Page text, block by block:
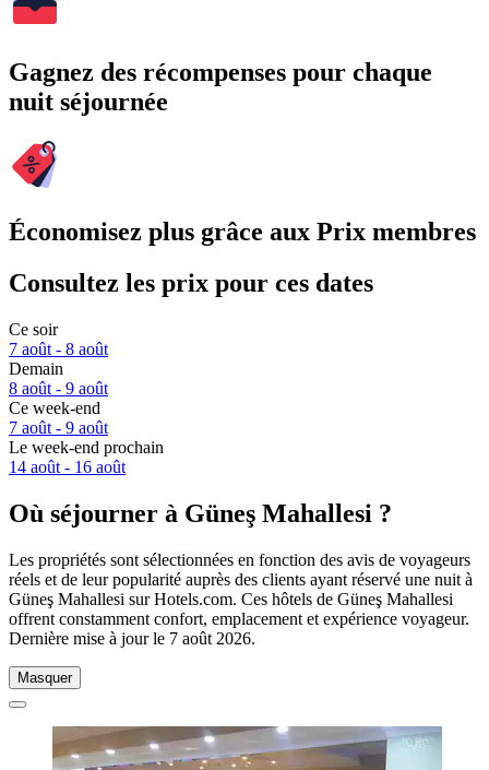
Gagnez des récompenses pour chaque
nuit séjournée
Économisez plus grâce aux Prix membres
Consultez les prix pour ces dates
Ce soir
7 août - 8 août
Demain
8 août - 9 août
Ce week-end
7 août - 9 août
Le week-end prochain
14 août - 16 août
Où séjourner à Güneş Mahallesi ?
Les propriétés sont sélectionnées en fonction des avis de voyageurs
réels et de leur popularité auprès des clients ayant réservé une nuit à
Güneş Mahallesi sur Hotels.com. Ces hôtels de Güneş Mahallesi
offrent constamment confort, emplacement et expérience voyageur.
Dernière mise à jour le 7 août 2026.
Masquer